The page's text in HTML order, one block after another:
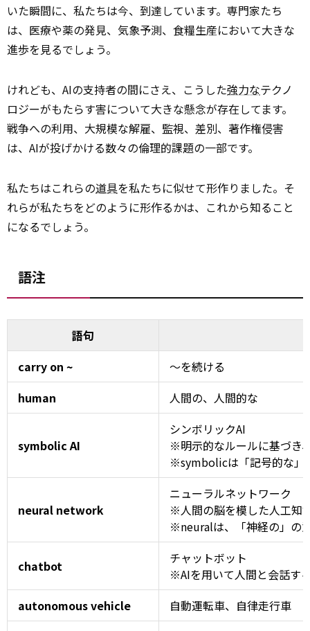
いた瞬間に、私たちは今、到達しています。専門家たち
は、医療や薬の発見、気象予測、食糧生産において大きな
進歩を見るでしょう。
けれども、AIの支持者の間にさえ、こうした強力なテクノ
ロジーがもたらす害について大きな懸念が存在してます。
戦争への利用、大規模な解雇、監視、差別、著作権侵害
は、AIが投げかける数々の倫理的課題の一部です。
私たちはこれらの道具を私たちに似せて形作りました。そ
れらが私たちをどのように形作るかは、これから知ること
になるでしょう。
語注
語句
carry on ~
～を続ける
human
人間の、人間的な
symbolic AI
シンボリックAI
※明示的なルールに基づき
※symbolicは「記号的な」
neural network
ニューラルネットワーク
※人間の脳を模した人工知
※neuralは、「神経の」の
chatbot
チャットボット
※AIを用いて人間と会話す
autonomous vehicle
自動運転車、自律走行車